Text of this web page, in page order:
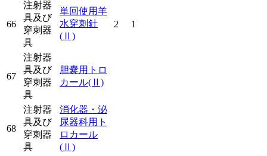
66
注射器
具及び
穿刺器
具
単回使用羊
水穿刺針
(Ⅱ)
2 1
67
注射器
具及び
穿刺器
具
胆嚢用トロ
カール(Ⅱ)
68
注射器
具及び
穿刺器
具
消化器・泌
尿器科用ト
ロカール
(Ⅱ)